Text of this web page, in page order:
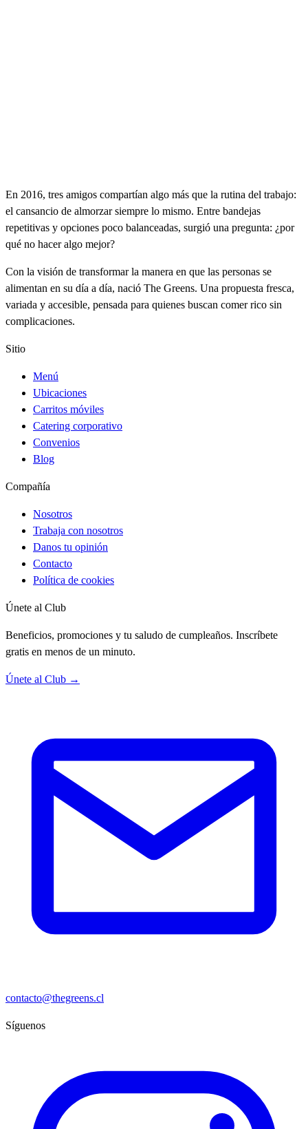
En 2016, tres amigos compartían algo más que la rutina del trabajo:
el cansancio de almorzar siempre lo mismo. Entre bandejas
repetitivas y opciones poco balanceadas, surgió una pregunta: ¿por
qué no hacer algo mejor?
Con la visión de transformar la manera en que las personas se
alimentan en su día a día, nació The Greens. Una propuesta fresca,
variada y accesible, pensada para quienes buscan comer rico sin
complicaciones.
Sitio
Menú
Ubicaciones
Carritos móviles
Catering corporativo
Convenios
Blog
Compañía
Nosotros
Trabaja con nosotros
Danos tu opinión
Contacto
Política de cookies
Únete al Club
Beneficios, promociones y tu saludo de cumpleaños. Inscríbete
gratis en menos de un minuto.
Únete al Club →
contacto@thegreens.cl
Síguenos